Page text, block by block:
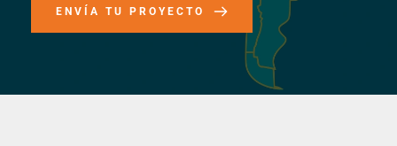
ENVÍA TU PROYECTO